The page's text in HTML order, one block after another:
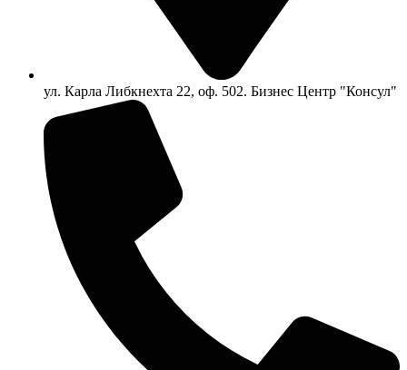
ул. Карла Либкнехта 22, оф. 502. Бизнес Центр "Консул"